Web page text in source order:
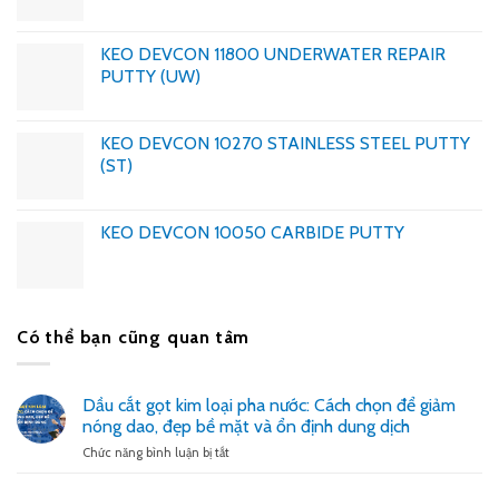
KEO DEVCON 11800 UNDERWATER REPAIR
PUTTY (UW)
KEO DEVCON 10270 STAINLESS STEEL PUTTY
(ST)
KEO DEVCON 10050 CARBIDE PUTTY
Có thể bạn cũng quan tâm
Dầu cắt gọt kim loại pha nước: Cách chọn để giảm
nóng dao, đẹp bề mặt và ổn định dung dịch
Chức năng bình luận bị tắtở